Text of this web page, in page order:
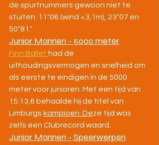
de spurtnummers gewoon niet te
stuiten: 11"06 (wind +3,1m), 23"07 en
50"81."
Junior Mannen - 5000 meter
Finn Ballet had de
uithoudingsvermogen en snelheid om
als eerste te eindigen in de 5000
meter voor junioren. Met een tijd van
15:13,6 behaalde hij de titel van
Limburgs kampioen. Deze tijd was
zelfs een Clubrecord waard.
Junior Mannen - Speerwerpen